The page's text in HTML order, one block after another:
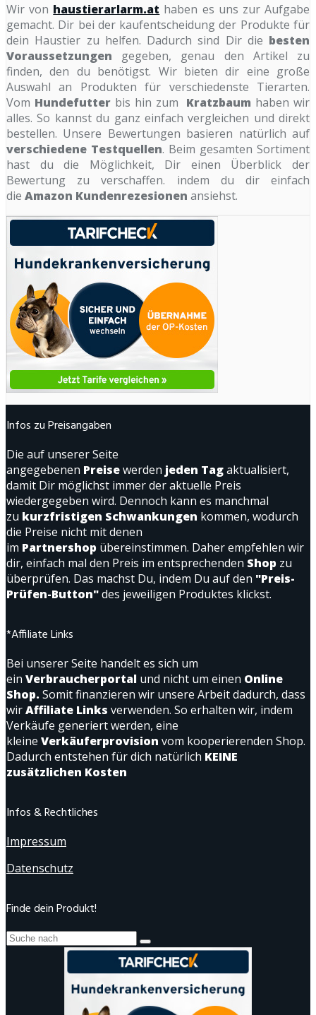
Wir von haustierarlarm.at haben es uns zur Aufgabe
gemacht. Dir bei der kaufentscheidung der Produkte für
dein Haustier zu helfen. Dadurch sind Dir die besten
Voraussetzungen gegeben, genau den Artikel zu
finden, den du benötigst. Wir bieten dir eine große
Auswahl an Produkten für verschiedenste Tierarten.
Vom Hundefutter bis hin zum Kratzbaum haben wir
alles. So kannst du ganz einfach vergleichen und direkt
bestellen. Unsere Bewertungen basieren natürlich auf
verschiedene Testquellen. Beim gesamten Sortiment
hast du die Möglichkeit, Dir einen Überblick der
Bewertung zu verschaffen. indem du dir einfach
die Amazon Kundenrezesionen ansiehst.
Infos zu Preisangaben
Die auf unserer Seite
angegebenen Preisewerden jeden Tagaktualisiert,
damit Dir möglichst immer der aktuelle Preis
wiedergegeben wird. Dennoch kann es manchmal
zu kurzfristigen Schwankungen kommen, wodurch
die Preise nicht mit denen
im Partnershop übereinstimmen. Daher empfehlen wir
dir, einfach mal den Preis im entsprechenden Shop zu
überprüfen. Das machst Du, indem Du auf den "Preis-
Prüfen-Button"des jeweiligen Produktes klickst.
*Affiliate Links
Bei unserer Seite handelt es sich um
ein Verbraucherportal und nicht um einen Online
Shop. Somit finanzieren wir unsere Arbeit dadurch, dass
wirAffiliate Links verwenden. So erhalten wir, indem
Verkäufe generiert werden, eine
kleine Verkäuferprovision vom kooperierenden Shop.
Dadurch entstehen für dich natürlich KEINE
zusätzlichen Kosten
Infos & Rechtliches
Impressum
Datenschutz
Finde dein Produkt!